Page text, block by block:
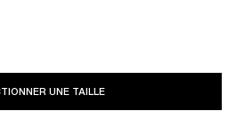
UNE TAILLE